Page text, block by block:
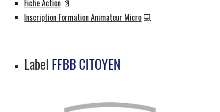
Fiche Action 📄
Inscription Formation Animateur Micro 💻
Label FFBB CITOYEN